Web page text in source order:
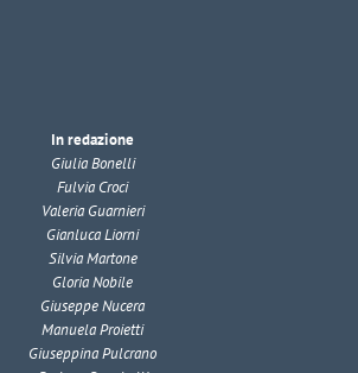
In redazione
Giulia Bonelli
Fulvia Croci
Valeria Guarnieri
Gianluca Liorni
Silvia Martone
Gloria Nobile
Giuseppe Nucera
Manuela Proietti
Giuseppina Pulcrano